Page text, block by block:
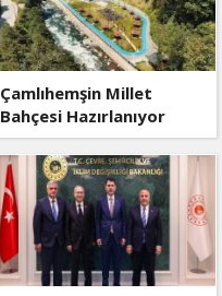
Çamlıhemşin Millet
Bahçesi Hazırlanıyor